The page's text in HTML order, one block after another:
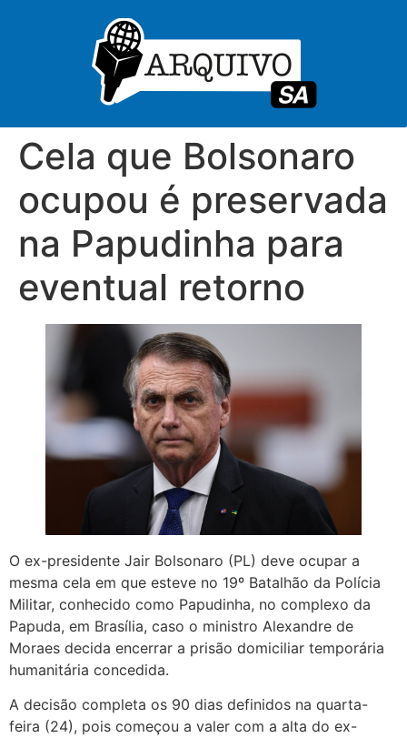
Cela que Bolsonaro
ocupou é preservada
na Papudinha para
eventual retorno
O ex-presidente Jair Bolsonaro (PL) deve ocupar a
mesma cela em que esteve no 19º Batalhão da Polícia
Militar, conhecido como Papudinha, no complexo da
Papuda, em Brasília, caso o ministro Alexandre de
Moraes decida encerrar a prisão domiciliar temporária
humanitária concedida.
A decisão completa os 90 dias definidos na quarta-
feira (24), pois começou a valer com a alta do ex-